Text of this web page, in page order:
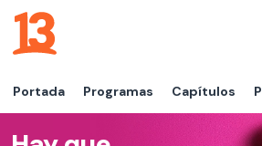
Portada Programas Capítulos